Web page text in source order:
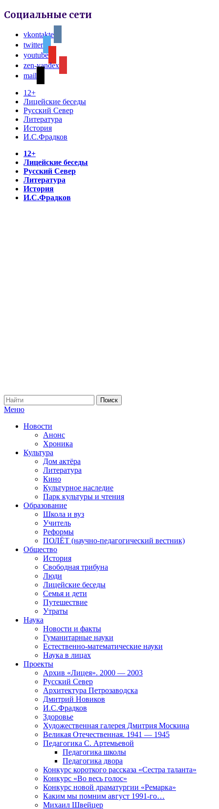
Социальные сети
vkontakte
twitter
youtube
zen-yandex
mail
12+
Лицейские беседы
Русский Север
Литература
История
И.С.Фрадков
12+
Лицейские беседы
Русский Север
Литература
История
И.С.Фрадков
Меню
Новости
Анонс
Хроника
Культура
Дом актёра
Литература
Кино
Культурное наследие
Парк культуры и чтения
Образование
Школа и вуз
Учитель
Реформы
ПОЛЁТ (научно-педагогический вестник)
Общество
История
Свободная трибуна
Люди
Лицейские беседы
Семья и дети
Путешествие
Утраты
Наука
Новости и факты
Гуманитарные науки
Естественно-математические науки
Наука в лицах
Проекты
Архив «Лицея». 2000 — 2003
Русский Север
Архитектура Петрозаводска
Дмитрий Новиков
И.С.Фрадков
Здоровье
Художественная галерея Дмитрия Москина
Великая Отечественная. 1941 — 1945
Педагогика С. Артемьевой
Педагогика школы
Педагогика двора
Конкурс короткого рассказа «Сестра таланта»
Конкурс «Во весь голос»
Конкурс новой драматургии «Ремарка»
Каким мы помним август 1991-го…
Михаил Швейцер